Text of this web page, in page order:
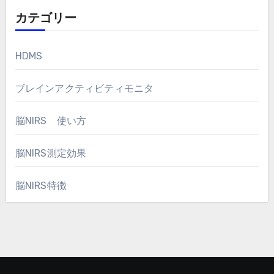
カテゴリー
HDMS
ブレインアクティビティモニタ
脳NIRS 使い方
脳NIRS測定効果
脳NIRS特徴